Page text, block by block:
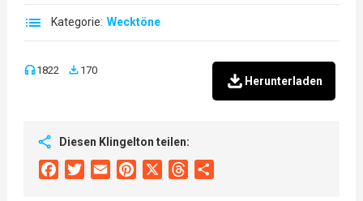
Kategorie: Wecktöne
1822 170
Herunterladen
Diesen Klingelton teilen:
FacebookTwitterEmail Pinterest Threads